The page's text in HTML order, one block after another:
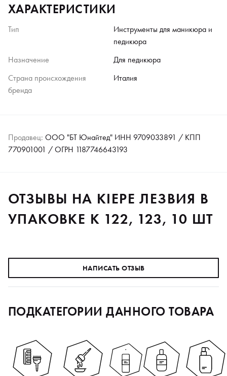
ХАРАКТЕРИСТИКИ
Тип
Инструменты для маникюра и
педикюра
Назначение
Для педикюра
Страна происхождения
бренда
Италия
Продавец: ООО "БТ Юнайтед" ИНН 9709033891 / КПП
770901001 / ОГРН 1187746643193
ОТЗЫВЫ НА KIEPE ЛЕЗВИЯ В
УПАКОВКЕ К 122, 123, 10 ШТ
НАПИСАТЬ ОТЗЫВ
ПОДКАТЕГОРИИ ДАННОГО ТОВАРА